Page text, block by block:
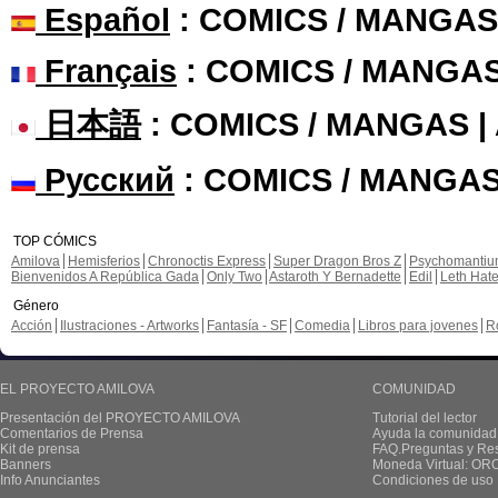
Español : COMICS /
Français : COMICS /
日本語: COMICS / MANGAS |
Русский : COMICS /
TOP CÓMICS
Amilova
Hemisferios Chronoctis Express Super Dragon Bros Z
Bienvenidos A República Gada Only Two Astaroth Y Bernadette Edil
Leth Hate
Género
Acción
Ilustraciones - Artworks Fantasía - SF Comedia Libros para jovenes
EL PROYECTO AMILOVA
Presentación del PROYECTO AMILOVA
Comentarios de Prensa
Kit de prensa
Banners
Info Anunciantes
COMUNIDAD
Tutorial del lector
Ayuda la
FAQ.Preguntas y
Moneda Virtual:
Condiciones de uso